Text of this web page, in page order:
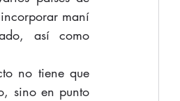
maní
así como
no tiene que
sino en punto